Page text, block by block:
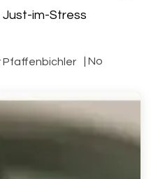
Just-im-Stress
Pfaffenbichler
| No